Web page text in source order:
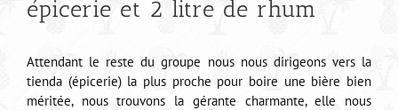
épicerie et 2 litre de rhum
Attendant le reste du groupe nous nous dirigeons vers la
tienda (épicerie) la plus proche pour boire une bière bien
méritée, nous trouvons la gérante charmante, elle nous